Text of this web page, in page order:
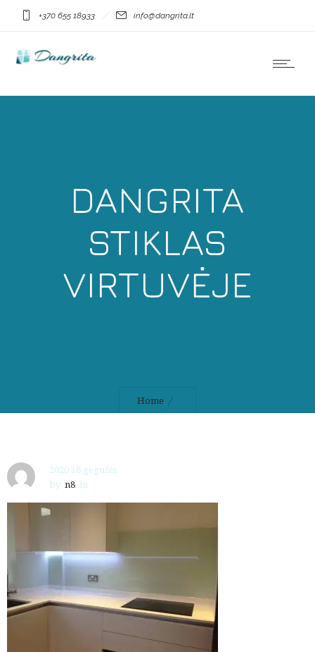
+370 655 18933 info@dangrita.lt
DANGRITA
STIKLAS
VIRTUVĖJE
Home
2020 18 gegužės
by n8 in